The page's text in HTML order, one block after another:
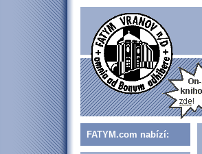
FATYM.com nabízí: